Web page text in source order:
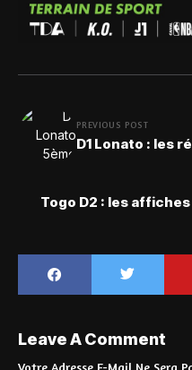
PREVIOUS POST
D1 Lonato : les
Togo D2 : les
Leave A Comment
Votre Adresse E-Mail Ne Sera